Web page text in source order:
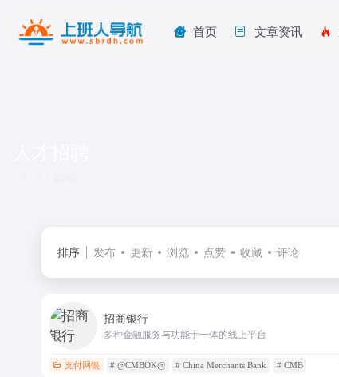
首页 文章资讯
排序 发布 更新 浏览 点赞 收藏 评论
招商银行
多种金融服务与功能于一体的线上平台
支付网银 # @CMBOK@ # China Merchants Bank # CMB